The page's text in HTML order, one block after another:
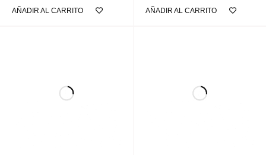
AÑADIR AL CARRITO AÑADIR AL CARRITO